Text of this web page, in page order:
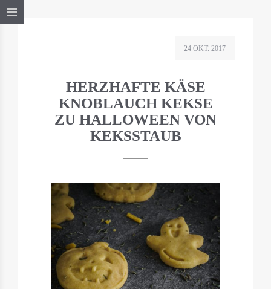
24 OKT. 2017
HERZHAFTE KÄSE
KNOBLAUCH KEKSE
ZU HALLOWEEN VON
KEKSSTAUB